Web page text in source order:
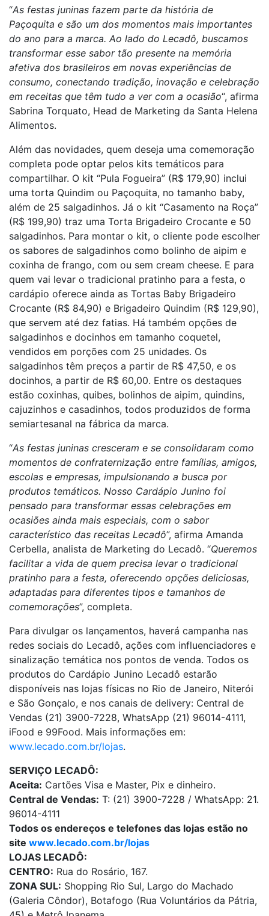
“As festas juninas fazem parte da história de
Paçoquita e são um dos momentos mais importantes
do ano para a marca. Ao lado do Lecadô, buscamos
transformar esse sabor tão presente na memória
afetiva dos brasileiros em novas experiências de
consumo, conectando tradição, inovação e celebração
em receitas que têm tudo a ver com a ocasião“, afirma
Sabrina Torquato, Head de Marketing da Santa Helena
Alimentos.
Além das novidades, quem deseja uma comemoração
completa pode optar pelos kits temáticos para
compartilhar. O kit “Pula Fogueira” (R$ 179,90) inclui
uma torta Quindim ou Paçoquita, no tamanho baby,
além de 25 salgadinhos. Já o kit “Casamento na Roça”
(R$ 199,90) traz uma Torta Brigadeiro Crocante e 50
salgadinhos. Para montar o kit, o cliente pode escolher
os sabores de salgadinhos como bolinho de aipim e
coxinha de frango, com ou sem cream cheese. E para
quem vai levar o tradicional pratinho para a festa, o
cardápio oferece ainda as Tortas Baby Brigadeiro
Crocante (R$ 84,90) e Brigadeiro Quindim (R$ 129,90),
que servem até dez fatias. Há também opções de
salgadinhos e docinhos em tamanho coquetel,
vendidos em porções com 25 unidades. Os
salgadinhos têm preços a partir de R$ 47,50, e os
docinhos, a partir de R$ 60,00. Entre os destaques
estão coxinhas, quibes, bolinhos de aipim, quindins,
cajuzinhos e casadinhos, todos produzidos de forma
semiartesanal na fábrica da marca.
“As festas juninas cresceram e se consolidaram como
momentos de confraternização entre famílias, amigos,
escolas e empresas, impulsionando a busca por
produtos temáticos. Nosso Cardápio Junino foi
pensado para transformar essas celebrações em
ocasiões ainda mais especiais, com o sabor
característico das receitas Lecadô”, afirma Amanda
Cerbella, analista de Marketing do Lecadô. “Queremos
facilitar a vida de quem precisa levar o tradicional
pratinho para a festa, oferecendo opções deliciosas,
adaptadas para diferentes tipos e tamanhos de
comemorações”, completa.
Para divulgar os lançamentos, haverá campanha nas
redes sociais do Lecadô, ações com influenciadores e
sinalização temática nos pontos de venda. Todos os
produtos do Cardápio Junino Lecadô estarão
disponíveis nas lojas físicas no Rio de Janeiro, Niterói
e São Gonçalo, e nos canais de delivery: Central de
Vendas (21) 3900-7228, WhatsApp (21) 96014-4111,
iFood e 99Food. Mais informações em:
www.lecado.com.br/lojas.
SERVIÇO LECADÔ:
Aceita: Cartões Visa e Master, Pix e dinheiro.
Central de Vendas: T: (21) 3900-7228 / WhatsApp: 21.
96014-4111
Todos os endereços e telefones das lojas estão no
site www.lecado.com.br/lojas
LOJAS LECADÔ:
CENTRO: Rua do Rosário, 167.
ZONA SUL: Shopping Rio Sul, Largo do Machado
(Galeria Côndor), Botafogo (Rua Voluntários da Pátria,